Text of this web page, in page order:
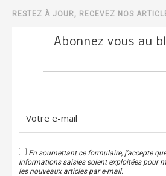
RESTEZ À JOUR, RECEVEZ NOS
Abonnez vous au
En soumettant ce formulaire, j'accepte
informations saisies soient exploitées pour
les nouveaux articles par e-mail.